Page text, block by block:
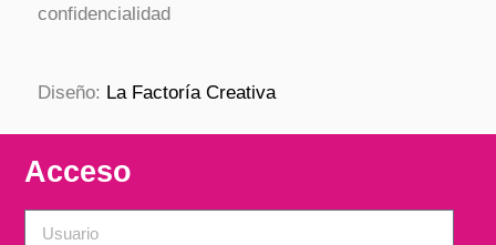
confidencialidad
Diseño: La Factoría Creativa
Acceso